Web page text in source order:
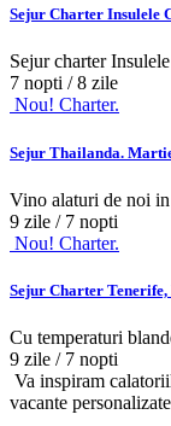
Sejur Charter Insulele
Sejur charter
7 nopti / 8 zile
Nou! Charter.
Sejur Thailanda.
Vino alaturi de noi
9 zile / 7 nopti
Nou! Charter.
Sejur Charter
Cu temperaturi
9 zile / 7 nopti
Va inspiram
vacante